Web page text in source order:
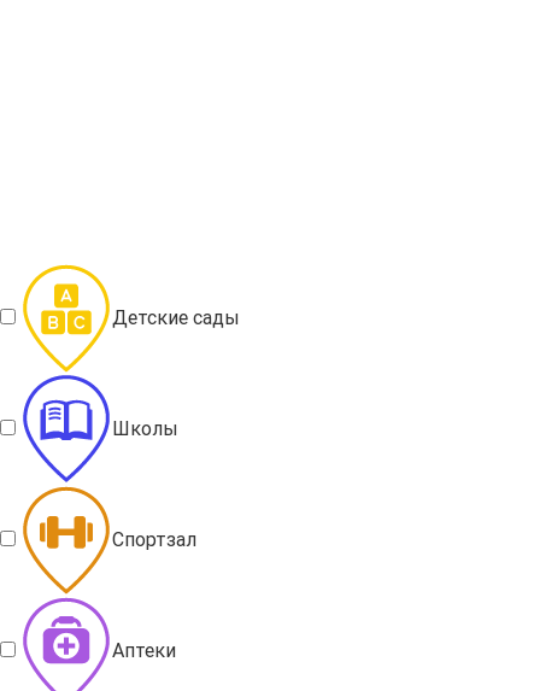
Детские сады
Школы
Спортзал
Аптеки